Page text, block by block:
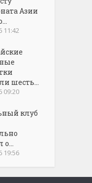
Азии
11:42
шесть...
09:20
клуб
о...
19:56